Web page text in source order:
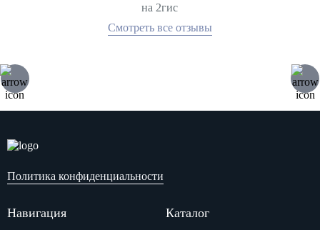
на 2гис
Смотреть все отзывы
Политика конфиденциальности
Навигация Каталог